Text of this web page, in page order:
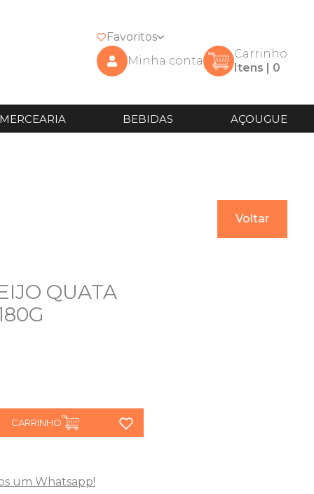
Favoritos
Minha conta
Carrinho
Itens | 0
MERCEARIA BEBIDAS AÇOUGUE
Voltar
QUATA
CARRINHO
um Whatsapp!